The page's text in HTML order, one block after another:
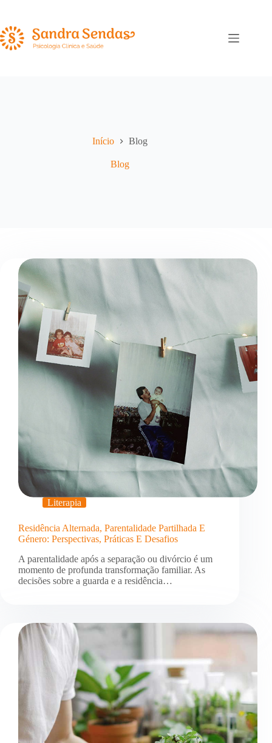
conteúdo
Início Blog
Blog
Literapia
Residência Alternada, Parentalidade Partilhada E
Género: Perspectivas, Práticas E Desafios
A parentalidade após a separação ou divórcio é um
momento de profunda transformação familiar. As
decisões sobre a guarda e a residência…